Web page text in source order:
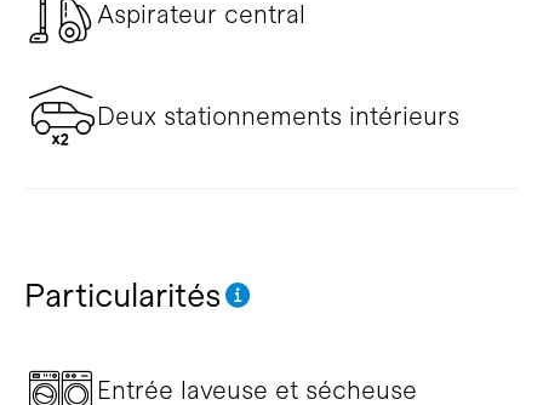
Aspirateur central
Deux stationnements intérieurs
Particularités
Entrée laveuse et sécheuse